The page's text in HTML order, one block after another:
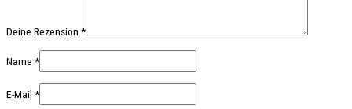
Deine Rezension *
Name *
E-Mail *